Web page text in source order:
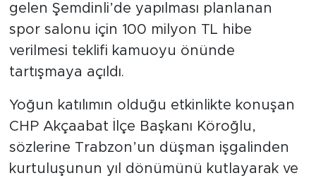
gelen Şemdinli’de yapılması planlanan
spor salonu için 100 milyon TL hibe
verilmesi teklifi kamuoyu önünde
tartışmaya açıldı.
Yoğun katılımın olduğu etkinlikte konuşan
CHP Akçaabat İlçe Başkanı Köroğlu,
sözlerine Trabzon’un düşman işgalinden
kurtuluşunun yıl dönümünü kutlayarak ve